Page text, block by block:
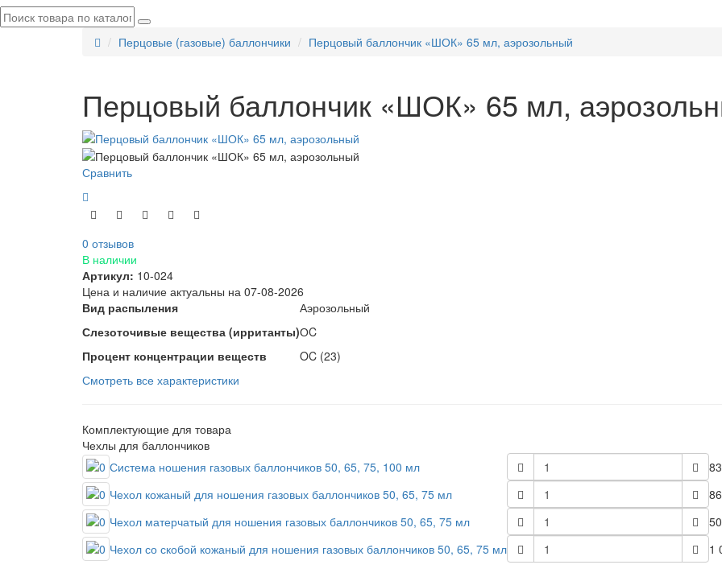
Перцовые (газовые) баллончики Перцовый баллончик «ШОК» 65 мл, аэрозольный
Перцовый баллончик «ШОК» 65 мл,
Сравнить
0 отзывов
В наличии
Артикул: 10-024
Цена и наличие актуальны на 07-08-2026
Вид распыления
Аэрозольный
Слезоточивые вещества (ирританты)ОC
Процент концентрации веществ
OC (23)
Смотреть все характеристики
Комплектующие для товара
Чехлы для баллончиков
Система ношения газовых баллончиков 50, 65, 75, 100 мл
Чехол кожаный для ношения газовых баллончиков 50, 65, 75 мл
Чехол матерчатый для ношения газовых баллончиков 50, 65, 75 мл
Чехол со скобой кожаный для ношения газовых баллончиков 50, 65, 75 мл
1